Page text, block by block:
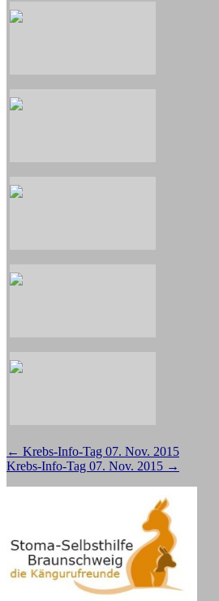
Beitragsnavigation
← Krebs-Info-Tag 07. Nov. 2015
Krebs-Info-Tag 07. Nov. 2015 →